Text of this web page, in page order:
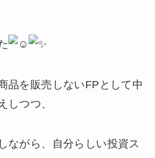
品を販売しないFPとして中
しつつ、
ながら、自分らしい投資ス